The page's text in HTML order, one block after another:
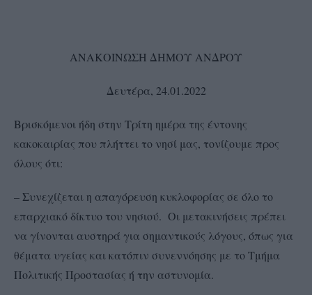
ΑΝΑΚΟΙΝΩΣΗ ΔΗΜΟΥ ΑΝΔΡΟΥ
Δευτέρα, 24.01.2022
Βρισκόμενοι ήδη στην Τρίτη ημέρα της έντονης
κακοκαιρίας που πλήττει το νησί μας, τονίζουμε προς
όλους ότι:
– Συνεχίζεται η απαγόρευση κυκλοφορίας σε όλο το
επαρχιακό δίκτυο του νησιού. Οι μετακινήσεις πρέπει
να γίνονται αυστηρά για σημαντικούς λόγους, όπως για
θέματα υγείας και κατόπιν συνεννόησης με το Τμήμα
Πολιτικής Προστασίας ή την αστυνομία.